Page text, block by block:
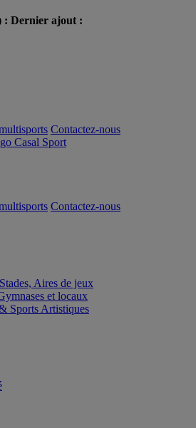
: Dernier ajout :
Contactez-nous
Contactez-nous
Aires de jeux
et locaux
Sports Artistiques